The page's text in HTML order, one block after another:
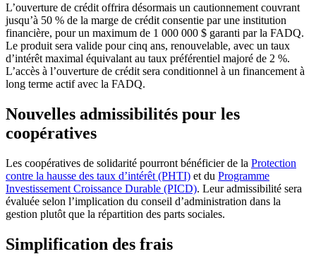
L’ouverture de crédit offrira désormais un cautionnement couvrant
jusqu’à 50 % de la marge de crédit consentie par une institution
financière, pour un maximum de 1 000 000 $ garanti par la FADQ.
Le produit sera valide pour cinq ans, renouvelable, avec un taux
d’intérêt maximal équivalant au taux préférentiel majoré de 2 %.
L’accès à l’ouverture de crédit sera conditionnel à un financement à
long terme actif avec la FADQ.
Nouvelles admissibilités pour les
coopératives
Les coopératives de solidarité pourront bénéficier de la Protection
contre la hausse des taux d’intérêt (PHTI) et du Programme
Investissement Croissance Durable (PICD). Leur admissibilité sera
évaluée selon l’implication du conseil d’administration dans la
gestion plutôt que la répartition des parts sociales.
Simplification des frais